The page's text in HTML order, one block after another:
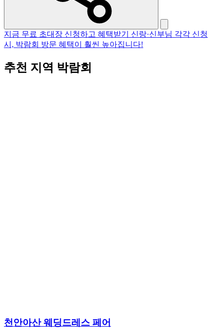
지금 무료 초대장 신청하고 혜택받기
신랑·신부님 각각 신청
시, 박람회 방문 혜택이 훨씬 높아집니다!
추천 지역 박람회
천안아산 웨딩드레스 페어